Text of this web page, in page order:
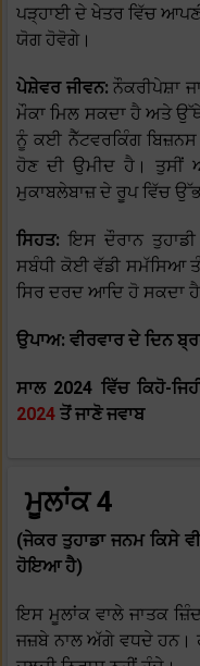
ਪੜ੍ਹਾਈ ਦੇ ਖੇਤਰ ਵਿੱਚ
ਯੋਗ ਹੋਵੋਗੇ।
ਪੇਸ਼ੇਵਰ ਜੀਵਨ:ਨੌਕਰੀਪੇਸ਼ਾ
ਮੌਕਾ ਮਿਲ ਸਕਦਾ ਹੈ ਅਤੇ
ਨੂੰ ਕਈ ਨੈੱਟਵਰਕਿੰਗ
ਹੋਣ ਦੀ ਉਮੀਦ ਹੈ। ਤੁਸੀਂ
ਮੁਕਾਬਲੇਬਾਜ਼ ਦੇ ਰੂਪ ਵਿੱਚ
ਸਿਹਤ:ਇਸ ਦੌਰਾਨ
ਸਬੰਧੀ ਕੋਈ ਵੱਡੀ ਸਮੱਸਿਆ
ਸਿਰ ਦਰਦ ਆਦਿ ਹੋ ਸਕਦਾ
ਉਪਾਅ: ਵੀਰਵਾਰ ਦੇ ਦਿਨ
ਸਾਲ 2024 ਵਿੱਚ ਕਿਹੋ-
2024 ਤੋਂ ਜਾਣੋ ਜਵਾਬ
ਮੂਲਾਂਕ 4
(ਜੇਕਰ ਤੁਹਾਡਾ ਜਨਮ ਕਿਸੇ
ਹੋਇਆ ਹੈ)
ਇਸ ਮੂਲਾਂਕ ਵਾਲੇ ਜਾਤਕ
ਜਜ਼ਬੇ ਨਾਲ ਅੱਗੇ ਵਧਦੇ ਹਨ।